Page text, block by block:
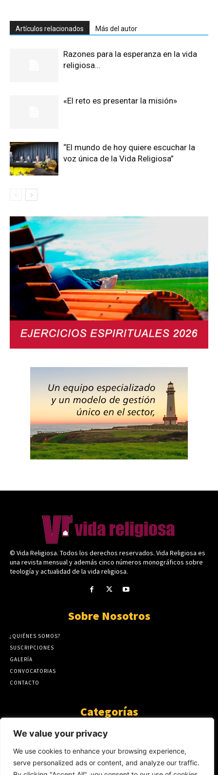
We value your privacy
We use cookies to enhance your browsing experience,
serve personalized ads or content, and analyze our traffic.
Artículos relacionados Más del autor
Razones para la esperanza en la vida
religiosa…
«El reto es presentar la misión»
“El mundo de hoy quiere escuchar la
voz única de la Vida Religiosa”
© Vida Religiosa. Todos los derechos reservados. Vida Religiosa es
una revista mensual y además cinco números monográficos sobre
teología y actualidad de la vida religiosa.
Sobre Nosotros
¿QUIÉNES SOMOS?
SUSCRIPCIONES
GALERÍA
CONVOCATORIAS
CONTACTO
Categorías
ARTÍCULOS
GUANTE DE SEDA
AL CALOR DE LA PALABRA
Y YO QUE SÉ
423